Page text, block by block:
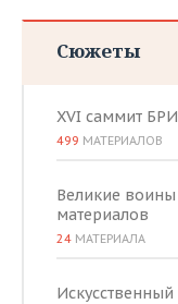
Сюжеты
XVI саммит
499 МАТЕРИАЛОВ
Великие воины
материалов
24 МАТЕРИАЛА
Искусственный